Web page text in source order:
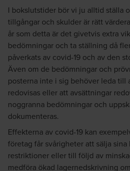
I bokslutstider bör vi ju alltid ställa
tillgångar och skulder är rätt
år som detta är det givetvis extra
bedömningar och ta ställning då
påverkats av covid-19 och av den
Även om de bedömningar och
posterna inte i sig behöver leda till
redovisas eller att avsättningar
noggranna bedömningar och
dokumenteras.
Effekterna av covid-19 kan
företag får svårigheter att sälja
restriktioner eller till följd av
medföra ökad lagernedskrivning